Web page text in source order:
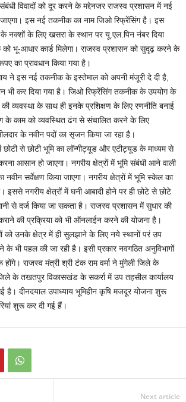
विवादों को दूर करने के मद्देनजर राजस्व प्रशासन में नई
इस नई तकनीक का नाम जिओ रिफ्रेंसिंग है। इस
नक्शों के लिए खसरा के स्थान पर यू.एल.पिन नंबर दिया
को भू-आधार कार्ड मिलेगा। राजस्व प्रशासन को सुदृढ़ करने के
का प्रावधान किया गया है।
ने इस नई तकनीक के इस्तेमाल को अपनी मंजूरी दे दी है,
भी कर दिया गया है। जिओ रिफ्रेंसिंग तकनीक के उपयोग के
व्यवस्था के साथ ही इनके प्रशिक्षण के लिए रणनीति बनाई
के काम को व्यवस्थित ढंग से संचालित करने के लिए
के नवीन पदों का सृजन किया जा रहा है।
से छोटी भूमि का लॉन्गीट्यूड और एटीट्यूड के माध्यम से
आसान हो जाएगा। नगरीय क्षेत्रों में भूमि संबंधी आने वाली
नवीन सर्वेक्षण किया जाएगा। नगरीय क्षेत्रों में भूमि स्केल का
इससे नगरीय क्षेत्रों में घनी आबादी होने पर ही छोटे से छोटे
से दर्ज किया जा सकता है। राजस्व प्रशासन में सुधार की
की प्रक्रिया को भी ऑनलाईन करने की योजना है।
को उनके क्षेत्र में ही सुलझाने के लिए नये स्थानों परं उप
भी पहल की जा रही है। इसी प्रकार नवगठित अनुविभागों
होंगे। राजस्व मंत्री श्री टंक राम वर्मा ने मुंगेली जिले के
के तखतपुर विकासखंड के सकर्रा में उप तहसील कार्यालय
है। दीनदयाल उपाध्याय भूमिहीन कृषि मजदूर योजना शुरू
शुरू कर दी गई हैं।
Next article